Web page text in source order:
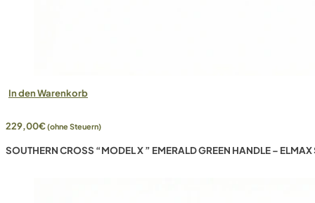
In den Warenkorb
229,00€(ohne Steuern)
SOUTHERN CROSS “MODEL X ” EMERALD GREEN HANDLE – ELMAX